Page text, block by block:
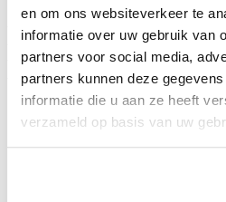
en om ons websiteverkeer te
informatie over uw gebruik van
partners voor social media,
partners kunnen deze
informatie die u aan ze heeft
verzameld op basis van uw
(MDT)